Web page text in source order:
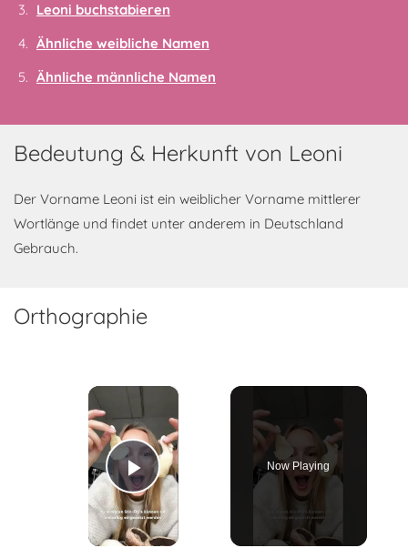
Leoni buchstabieren
Ähnliche weibliche Namen
Ähnliche männliche Namen
Bedeutung & Herkunft von Leoni
Der Vorname Leoni ist ein weiblicher Vorname mittlerer
Wortlänge und findet unter anderem in Deutschland
Gebrauch.
Orthographie
×
Play Video
Now Playing